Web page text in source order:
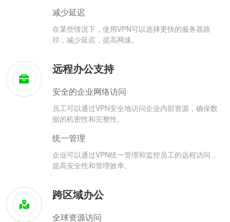
减少延迟
在某些情况下，使用VPN可以选择更快的服务器路
径，减少延迟，提高网速。
远程办公支持
安全的企业网络访问
员工可以通过VPN安全地访问企业内部资源，确保数
据的机密性和完整性。
统一管理
企业可以通过VPN统一管理和监控员工的远程访问，
提高安全性和管理效率。
跨区域办公
全球资源访问